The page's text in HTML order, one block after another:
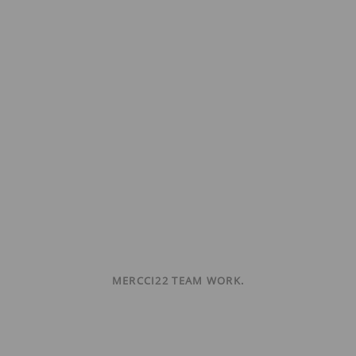
MERCCI22 TEAM WORK.